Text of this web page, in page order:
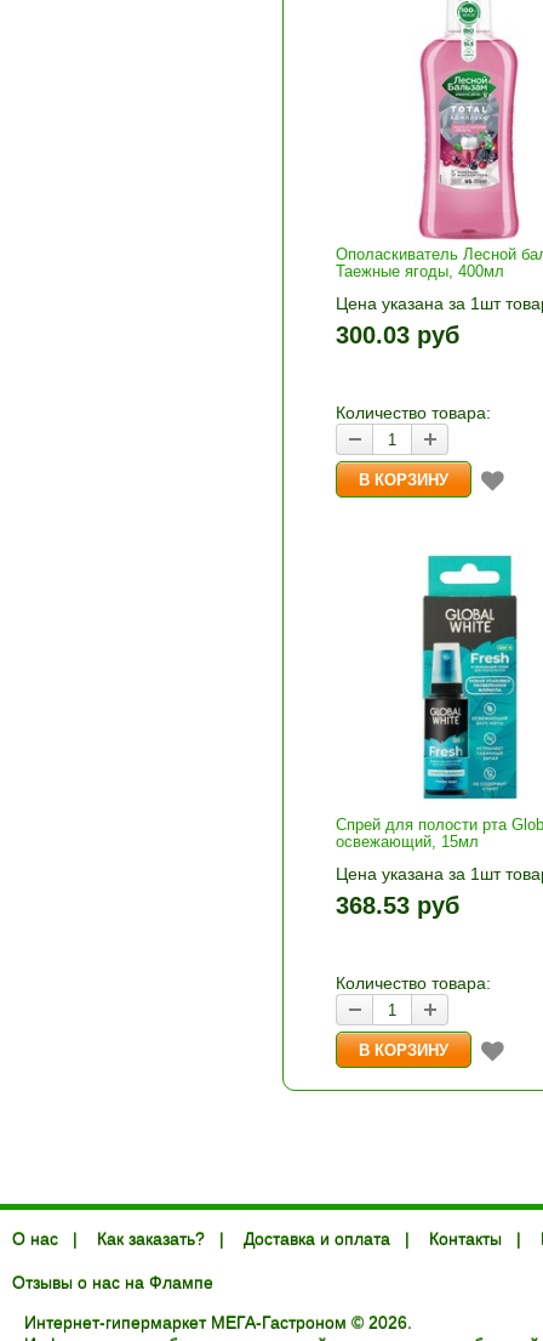
Ополаскиватель Лесной
Таежные ягоды, 400мл
Цена указана за 1шт
1шт прибавляется
и «-». Выберите нужное
300.03 руб
Количество товара:
Спрей для полости рта
освежающий, 15мл
Цена указана за 1шт
1шт прибавляется
и «-». Выберите нужное
368.53 руб
Количество товара:
О нас | Как заказать? | Доставка и оплата | Контакты |
Отзывы о нас на Флампе
Интернет-гипермаркет МЕГА-Гастроном © 2026.